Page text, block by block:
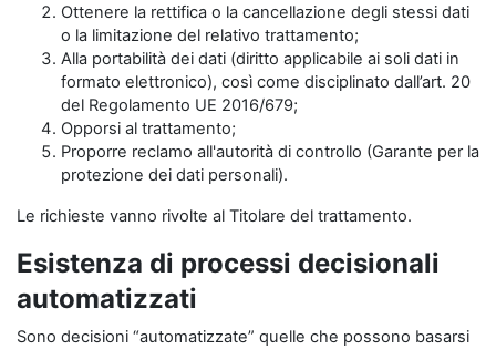
Ottenere la rettifica o la cancellazione degli stessi dati
o la limitazione del relativo trattamento;
Alla portabilità dei dati (diritto applicabile ai soli dati in
formato elettronico), così come disciplinato dall’art. 20
del Regolamento UE 2016/679;
Opporsi al trattamento;
Proporre reclamo all'autorità di controllo (Garante per la
protezione dei dati personali).
Le richieste vanno rivolte al Titolare del trattamento.
Esistenza di processi decisionali
automatizzati
Sono decisioni “automatizzate” quelle che possono basarsi